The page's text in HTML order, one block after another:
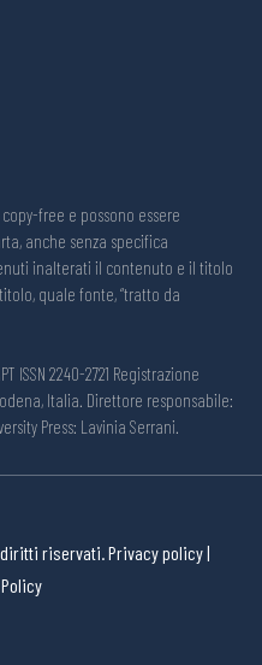
free e possono essere
anche senza specifica
inalterati il contenuto e il titolo
quale fonte, “tratto da
ISSN 2240-2721 Registrazione
Italia. Direttore responsabile:
Press: Lavinia Serrani.
riservati.Privacy policy|